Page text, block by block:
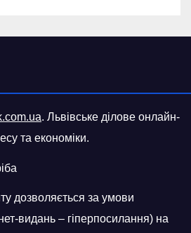
. Львівське ділове онлайн-
та економіки.
дозволяється за умови
видань – гіперпосилання) на